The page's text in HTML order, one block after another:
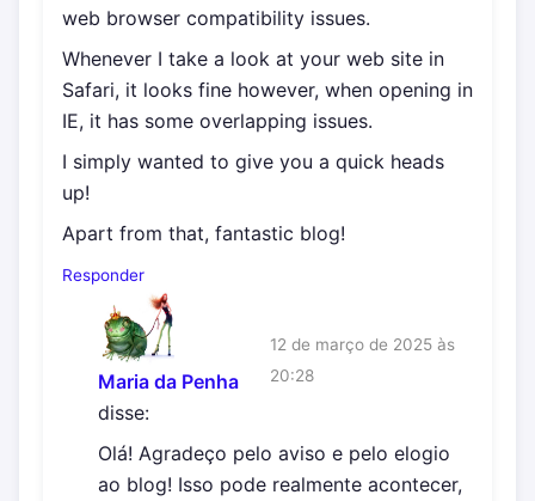
web browser compatibility issues.
Whenever I take a look at your web site in
Safari, it looks fine however, when opening in
IE, it has some overlapping issues.
I simply wanted to give you a quick heads
up!
Apart from that, fantastic blog!
Responder
Maria da Penha
disse:
12 de março de 2025 às
20:28
Olá! Agradeço pelo aviso e pelo elogio
ao blog! Isso pode realmente acontecer,